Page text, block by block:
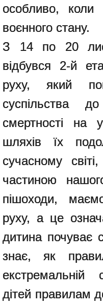
особливо,
воєнного стану.
З 14 по 20
відбувся 2-й
руху, який
суспільства
смертності на
шляхів їх
сучасному
частиною
пішоходи,
руху, а це
дитина почуває
знає, як
екстремальній
дітей правилам